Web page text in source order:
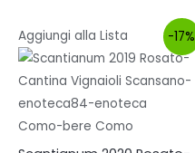
Aggiungi alla Lista -17%